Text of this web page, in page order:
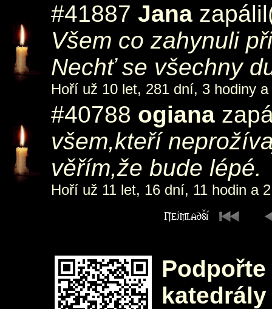
#41887 Jana
Všem co zahynuli
Nechť se všechny
Hoří už 10 let, 281 dní, 3 hodiny
#40788 ogiana
všem,kteří
věřím,že bude lépé.
Hoří už 11 let, 16 dní, 11 hodin a
katedrály